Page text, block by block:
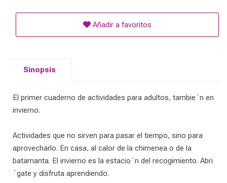
Añadir a favoritos
Sinopsis
El primer cuaderno de actividades para adultos, tambie´n en
invierno.
Actividades que no sirven para pasar el tiempo, sino para
aprovecharlo. En casa, al calor de la chimenea o de la
batamanta. El invierno es la estacio´n del recogimiento. Abri
´gate y disfruta aprendiendo.